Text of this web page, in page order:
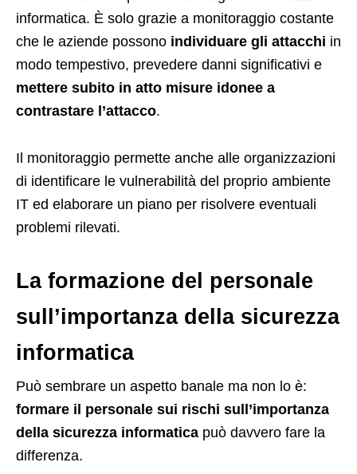
informatica. È solo grazie a monitoraggio costante
che le aziende possono individuare gli attacchi in
modo tempestivo, prevedere danni significativi e
mettere subito in atto misure idonee a
contrastare l’attacco.
Il monitoraggio permette anche alle organizzazioni
di identificare le vulnerabilità del proprio ambiente
IT ed elaborare un piano per risolvere eventuali
problemi rilevati.
La formazione del personale
sull’importanza della sicurezza
informatica
Può sembrare un aspetto banale ma non lo è:
formare il personale sui rischi sull’importanza
della sicurezza informatica può davvero fare la
differenza.